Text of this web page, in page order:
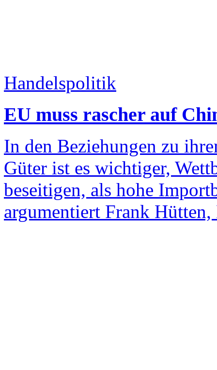
Handelspolitik
EU muss rascher auf
In den Beziehungen zu
Güter ist es wichtiger,
beseitigen, als hohe
argumentiert Frank